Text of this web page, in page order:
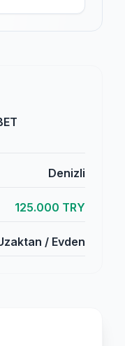
Denizli
125.000 TRY
/ Evden